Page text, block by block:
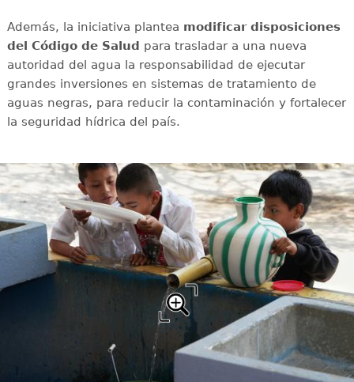
Además, la iniciativa plantea modificar disposiciones
del Código de Salud para trasladar a una nueva
autoridad del agua la responsabilidad de ejecutar
grandes inversiones en sistemas de tratamiento de
aguas negras, para reducir la contaminación y fortalecer
la seguridad hídrica del país.